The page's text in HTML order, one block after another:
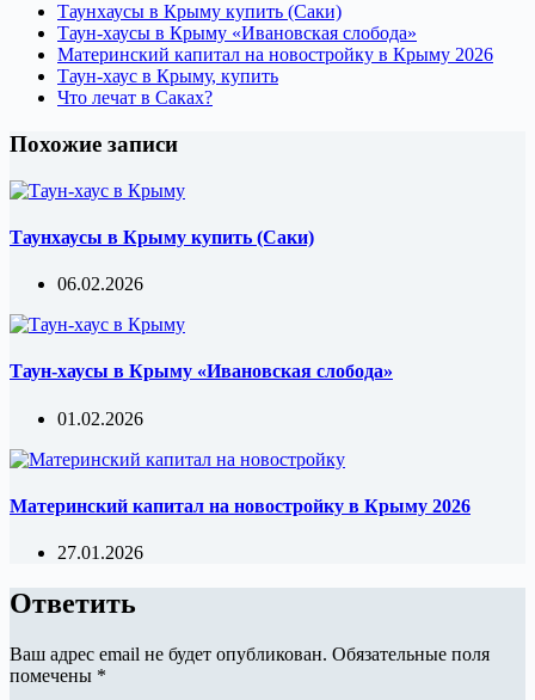
Таунхаусы в Крыму купить (Саки)
Таун-хаусы в Крыму «Ивановская слобода»
Материнский капитал на новостройку в Крыму 2026
Таун-хаус в Крыму, купить
Что лечат в Саках?
Похожие записи
Таунхаусы в Крыму купить (Саки)
06.02.2026
Таун-хаусы в Крыму «Ивановская слобода»
01.02.2026
Материнский капитал на новостройку в Крыму 2026
27.01.2026
Ответить
Ваш адрес email не будет опубликован. Обязательные поля
помечены *